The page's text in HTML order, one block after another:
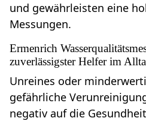
und gewährleisten eine
Messungen.
Ermenrich
zuverlässigster Helfer im
Unreines oder
gefährliche
negativ auf die